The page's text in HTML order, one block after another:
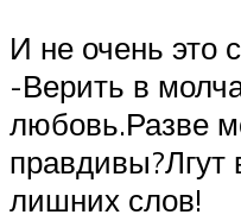
И не очень это
-Верить в
любовь.Разве
правдивы?Лгут
лишних слов!